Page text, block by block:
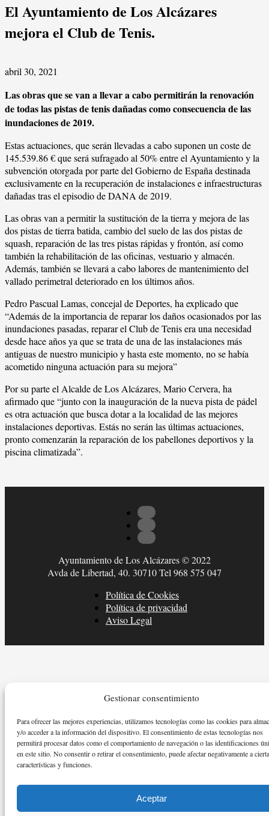
Gestionar consentimiento
Para ofrecer las mejores experiencias, utilizamos tecnologías como las cookies para
y/o acceder a la información del dispositivo. El consentimiento de estas tecnologías nos
permitirá procesar datos como el comportamiento de navegación o las identificaciones
en este sitio. No consentir o retirar el consentimiento, puede afectar negativamente a
características y funciones.
Aceptar
El Ayuntamiento de Los Alcázares
mejora el Club de Tenis.
abril 30, 2021
Las obras que se van a llevar a cabo permitirán la renovación
de todas las pistas de tenis dañadas como consecuencia de las
inundaciones de 2019.
Estas actuaciones, que serán llevadas a cabo suponen un coste de
145.539.86 € que será sufragado al 50% entre el Ayuntamiento y la
subvención otorgada por parte del Gobierno de España destinada
exclusivamente en la recuperación de instalaciones e infraestructuras
dañadas tras el episodio de DANA de 2019.
Las obras van a permitir la sustitución de la tierra y mejora de las
dos pistas de tierra batida, cambio del suelo de las dos pistas de
squash, reparación de las tres pistas rápidas y frontón, así como
también la rehabilitación de las oficinas, vestuario y almacén.
Además, también se llevará a cabo labores de mantenimiento del
vallado perimetral deteriorado en los últimos años.
Pedro Pascual Lamas, concejal de Deportes, ha explicado que
“Además de la importancia de reparar los daños ocasionados por las
inundaciones pasadas, reparar el Club de Tenis era una necesidad
desde hace años ya que se trata de una de las instalaciones más
antiguas de nuestro municipio y hasta este momento, no se había
acometido ninguna actuación para su mejora”
Por su parte el Alcalde de Los Alcázares, Mario Cervera, ha
afirmado que “junto con la inauguración de la nueva pista de pádel
es otra actuación que busca dotar a la localidad de las mejores
instalaciones deportivas. Estás no serán las últimas actuaciones,
pronto comenzarán la reparación de los pabellones deportivos y la
piscina climatizada”.
Ayuntamiento de Los Alcázares © 2022
Avda de Libertad, 40. 30710 Tel 968 575 047
Política de Cookies
Política de privacidad
Aviso Legal